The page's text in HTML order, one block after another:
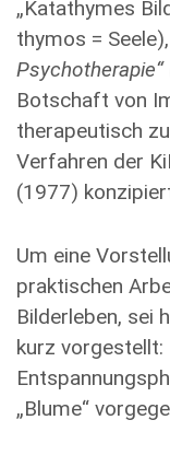
„Katathymes
thymos =
Psychotherapie“
Botschaft von
therapeutisch
Verfahren der
(1977)
Um eine
praktischen
Bilderleben, sei
kurz vorgestellt:
„Blume“